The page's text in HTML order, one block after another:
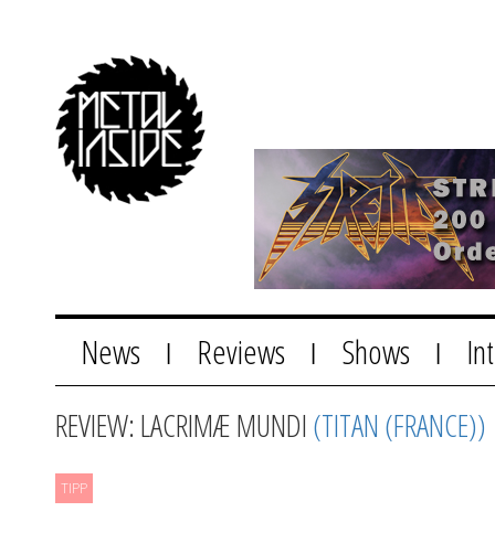
News Reviews Shows
REVIEW: LACRIMÆ MUNDI (TITAN (FRANCE))
TIPP